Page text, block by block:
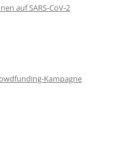
auf SARS-CoV-2
Kampagne